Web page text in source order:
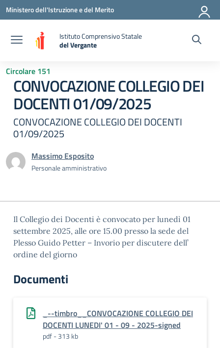
Vai ai contenuti
Vai al menu di navigazione
Vai al footer
Ministero dell'Istruzione e del Merito
Istituto Comprensivo Statale
del Vergante
— Visita la pagina iniziale della scuola
Circolare 151
CONVOCAZIONE COLLEGIO DEI
DOCENTI 01/09/2025
CONVOCAZIONE COLLEGIO DEI DOCENTI
01/09/2025
Massimo Esposito
Personale amministrativo
Il Collegio dei Docenti è convocato per lunedì 01
settembre 2025, alle ore 15.00 presso la sede del
Plesso Guido Petter – Invorio per discutere dell’
ordine del giorno
Documenti
_--timbro__CONVOCAZIONE COLLEGIO DEI
DOCENTI LUNEDI' 01 - 09 - 2025-signed
pdf - 313 kb